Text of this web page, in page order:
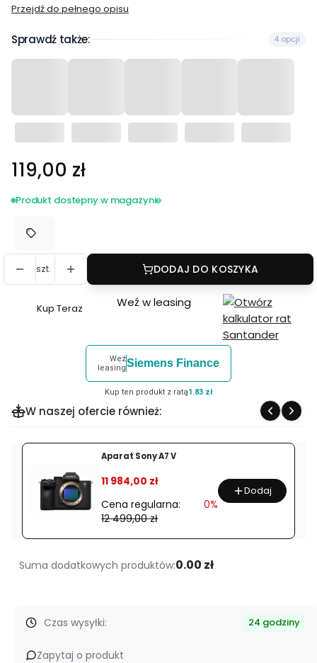
Przejdź do pełnego opisu
Sprawdź także: 4 opcji
Cena
119,00 zł
Produkt dostepny w magazynie
szt. DODAJ DO KOSZYKA
Szybki
Leapers
22mm
Kup Teraz Weź w leasing
Weź
leasingSiemens Finance
Kup ten produkt z ratą1.83 zł
W naszej ofercie również:
Aparat Sony A7 V
11 984,00 zł
Cena regularna:
12 499,00 zł
0%
Dodaj
Suma dodatkowych produktów:0.00 zł
Czas wysyłki: 24 godziny
Zapytaj o produkt